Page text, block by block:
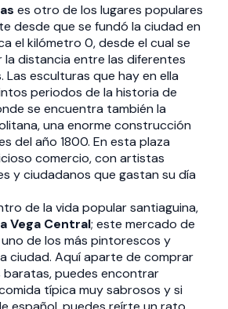
es otro de los lugares populares
desde que se fundó la ciudad en
el kilómetro 0, desde el cual se
la distancia entre las diferentes
Las esculturas que hay en ella
periodos de la historia de
se encuentra también la
una enorme construcción
del año 1800. En esta plaza
comercio, con artistas
y ciudadanos que gastan su día
de la vida popular santiaguina,
Vega Central; este mercado de
de los más pintorescos y
ciudad. Aquí aparte de comprar
puedes encontrar
típica muy sabrosos y si